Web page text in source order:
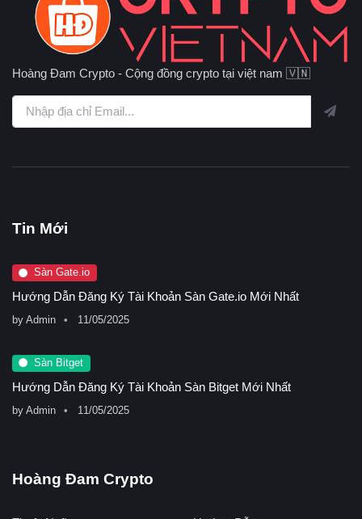
Hoàng Đam Crypto - Cộng đồng crypto tại việt nam 🇻🇳
Tin Mới
Sàn Gate.io
Hướng Dẫn Đăng Ký Tài Khoản Sàn Gate.io Mới Nhất
by Admin 11/05/2025
Sàn Bitget
Hướng Dẫn Đăng Ký Tài Khoản Sàn Bitget Mới Nhất
by Admin 11/05/2025
Hoàng Đam Crypto